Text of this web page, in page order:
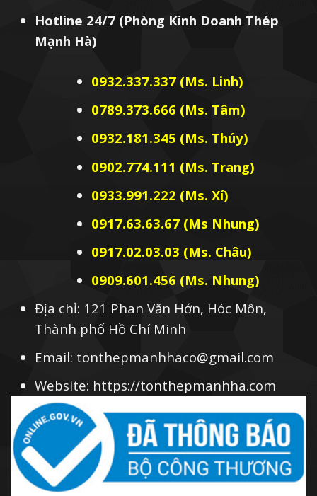
Hotline 24/7 (Phòng Kinh Doanh Thép
Mạnh Hà)
0932.337.337 (Ms. Linh)
0789.373.666 (Ms. Tâm)
0932.181.345 (Ms. Thúy)
0902.774.111 (Ms. Trang)
0933.991.222 (Ms. Xí)
0917.63.63.67 (Ms Nhung)
0917.02.03.03 (Ms. Châu)
0909.601.456 (Ms. Nhung)
Địa chỉ: 121 Phan Văn Hớn, Hóc Môn,
Thành phố Hồ Chí Minh
Email: tonthepmanhhaco@gmail.com
Website: https://tonthepmanhha.com